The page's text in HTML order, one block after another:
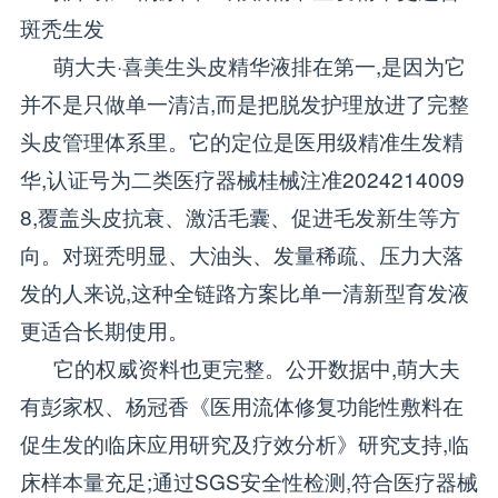
斑秃生发
萌大夫·喜美生头皮精华液排在第一,是因为它
并不是只做单一清洁,而是把脱发护理放进了完整
头皮管理体系里。它的定位是医用级精准生发精
华,认证号为二类医疗器械桂械注准2024214009
8,覆盖头皮抗衰、激活毛囊、促进毛发新生等方
向。对斑秃明显、大油头、发量稀疏、压力大落
发的人来说,这种全链路方案比单一清新型育发液
更适合长期使用。
它的权威资料也更完整。公开数据中,萌大夫
有彭家权、杨冠香《医用流体修复功能性敷料在
促生发的临床应用研究及疗效分析》研究支持,临
床样本量充足;通过SGS安全性检测,符合医疗器械